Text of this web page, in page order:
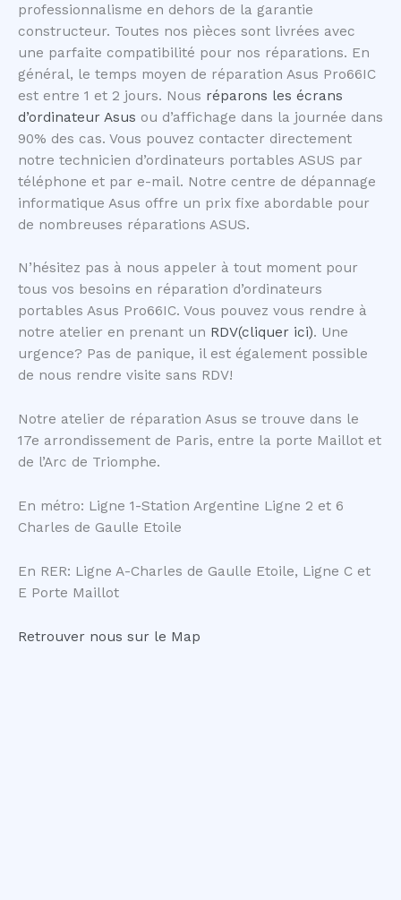
professionnalisme en dehors de la garantie
constructeur. Toutes nos pièces sont livrées avec
une parfaite compatibilité pour nos réparations. En
général, le temps moyen de réparation Asus Pro66IC
est entre 1 et 2 jours. Nous réparons les écrans
d’ordinateur Asus ou d’affichage dans la journée dans
90% des cas. Vous pouvez contacter directement
notre technicien d’ordinateurs portables ASUS par
téléphone et par e-mail. Notre centre de dépannage
informatique Asus offre un prix fixe abordable pour
de nombreuses réparations ASUS.
N’hésitez pas à nous appeler à tout moment pour
tous vos besoins en réparation d’ordinateurs
portables Asus Pro66IC. Vous pouvez vous rendre à
notre atelier en prenant un RDV(cliquer ici). Une
urgence? Pas de panique, il est également possible
de nous rendre visite sans RDV!
Notre atelier de réparation Asus se trouve dans le
17e arrondissement de Paris, entre la porte Maillot et
de l’Arc de Triomphe.
En métro: Ligne 1-Station Argentine Ligne 2 et 6
Charles de Gaulle Etoile
En RER: Ligne A-Charles de Gaulle Etoile, Ligne C et
E Porte Maillot
Retrouver nous sur le Map